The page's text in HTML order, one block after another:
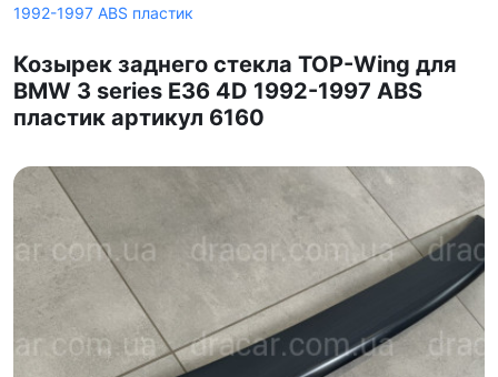
1992-1997 ABS пластик
Козырек заднего стекла TOP-Wing для
BMW 3 series E36 4D 1992-1997 ABS
пластик артикул 6160